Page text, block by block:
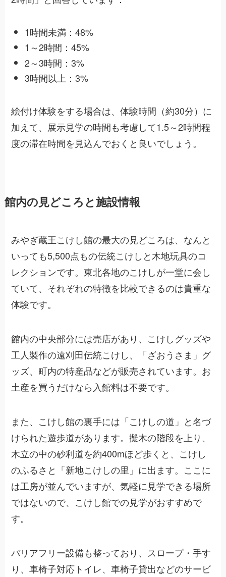
1時間未満：48%
1～2時間：45%
2～3時間：3%
3時間以上：3%
絵付け体験をする場合は、体験時間（約30分）に
加えて、展示見学の時間も考慮して1.5～2時間程
度の滞在時間を見込んでおくと良いでしょう。
館内の見どころと施設情報
みやぎ蔵王こけし館の最大の見どころは、なんと
いっても5,500点もの伝統こけしと木地玩具のコ
レクションです。東北各地のこけしが一堂に会し
ていて、それぞれの特徴を比較できるのは貴重な
体験です。
館内の中央部分には売店があり、こけしグッズや
工人製作の遠刈田伝統こけし、「ざおうさま」グ
ッズ、町内の特産品などが販売されています。お
土産を買うだけなら入館料は不要です。
また、こけし館の裏手には「こけしの道」と名づ
けられた遊歩道があります。擬木の階段を上り、
木立の中の砂利道を約400mほど歩くと、こけし
のふるさと「新地こけしの里」に出ます。ここに
は工房が並んでいますが、気軽に見学できる場所
ではないので、こけし館での見学がおすすめで
す。
バリアフリー設備も整っており、スロープ・手す
り、車椅子対応トイレ、車椅子貸出などのサービ